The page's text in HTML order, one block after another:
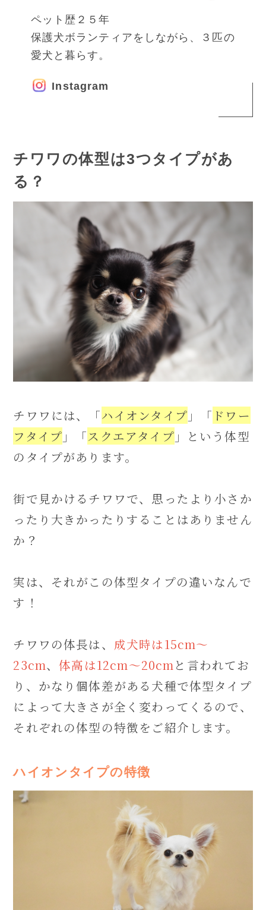
ペット歴２５年
保護犬ボランティアをしながら、３匹の
愛犬と暮らす。
Instagram
チワワの体型は3つタイプがあ
る？
チワワには、「ハイオンタイプ 」「 ドワー
フタイプ 」「スクエアタイプ 」という体型
のタイプがあります。
街で見かけるチワワで、思ったより小さか
ったり大きかったりすることはありません
か？
実は、それがこの体型タイプの違いなんで
す！
チワワの体長は、 成犬時は15cm～
23cm、体高は12cm～20cmと言われてお
り、かなり個体差がある犬種で体型タイプ
によって大きさが全く変わってくるので、
それぞれの体型の特徴をご紹介します。
ハイオンタイプの特徴